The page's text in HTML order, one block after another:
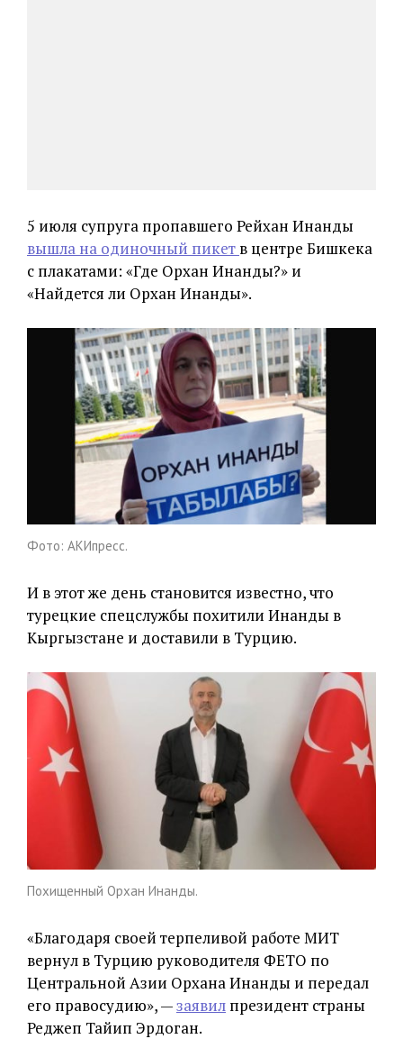
5 июля супруга пропавшего Рейхан Инанды
вышла на одиночный пикет в центре Бишкека
с плакатами: «Где Орхан Инанды?» и
«Найдется ли Орхан Инанды».
Фото: АКИпресс.
И в этот же день становится известно, что
турецкие спецслужбы похитили Инанды в
Кыргызстане и доставили в Турцию.
Похищенный Орхан Инанды.
«Благодаря своей терпеливой работе МИТ
вернул в Турцию руководителя ФЕТО по
Центральной Азии Орхана Инанды и передал
его правосудию», —заявил президент страны
Реджеп Тайип Эрдоган.